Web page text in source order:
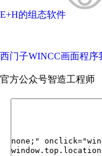
E+H的组态软件
西门子WINCC画面程序
官方公众号智造工程师